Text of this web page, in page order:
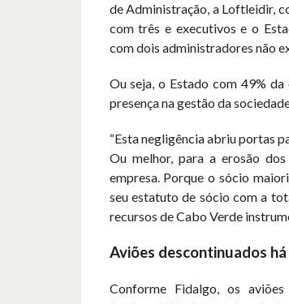
de Administração, a Loftleidir,
com três e executivos e o
com dois administradores não
Ou seja, o Estado com 49% da
presença na gestão da
“Esta negligência abriu portas
Ou melhor, para a erosão
empresa. Porque o sócio
seu estatuto de sócio com a
recursos de Cabo Verde
Aviões descontinuados
Conforme Fidalgo, os